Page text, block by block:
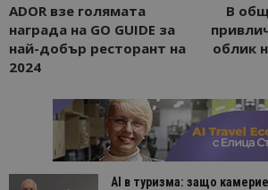
ADOR взе голямата
награда на GO GUIDE за
най-добър ресторант на
2024
В
облик
AI в туризма: защо